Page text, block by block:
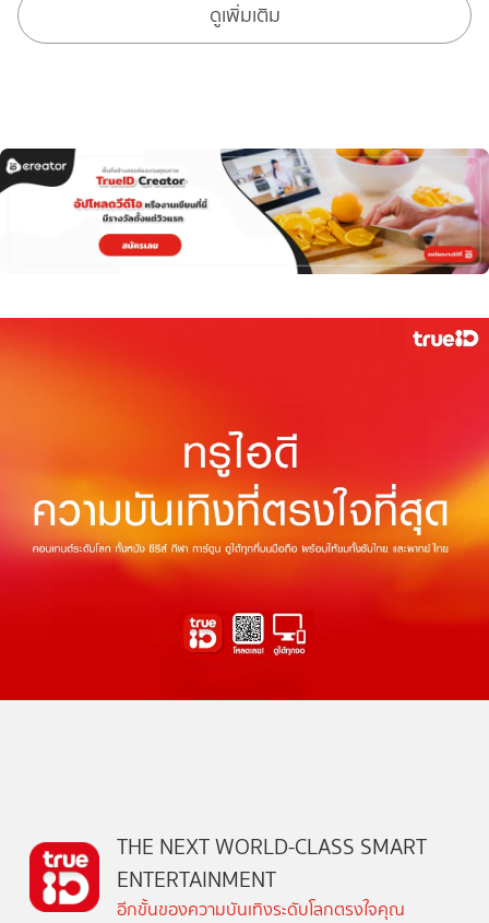
ดูเพิ่มเติม
THE NEXT WORLD-CLASS SMART
ENTERTAINMENT
อีกขั้นของความบันเทิงระดับโลกตรงใจคุณ